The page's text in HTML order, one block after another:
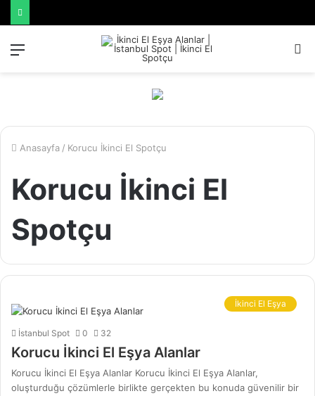
Anasayfa / Korucu İkinci El Spotçu
Korucu İkinci El
Spotçu
İkinci El Eşya
İstanbul Spot 0 32
Korucu İkinci El Eşya Alanlar
Korucu İkinci El Eşya Alanlar Korucu İkinci El Eşya Alanlar,
oluşturduğu çözümlerle birlikte gerçekten bu konuda güvenilir bir